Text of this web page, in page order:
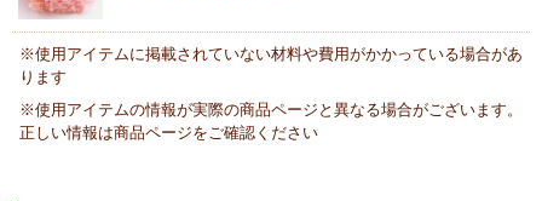
※使用アイテムに掲載されていない材料や費用がかかっている場合があ
ります
※使用アイテムの情報が実際の商品ページと異なる場合がございます。
正しい情報は商品ページをご確認ください